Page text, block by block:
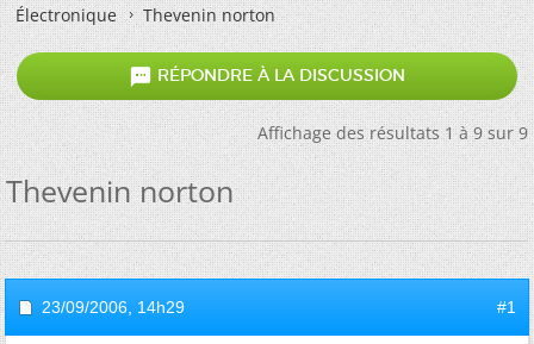
Électronique
Thevenin norton
 RÉPONDRE À LA DISCUSSION
Affichage des résultats 1 à 9 sur 9
Thevenin norton
23/09/2006, 14h29 #1